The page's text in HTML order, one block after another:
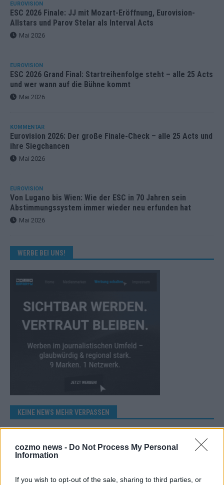
cozmo news - Do Not Process My Personal
Information
If you wish to opt-out of the sale, sharing to third parties, or
EUROVISION
ESC 2026 Finale: JJ mit Mozart-Eröffnung, Eurovision-
Allstars und Parov Stelar als Interval Acts
Mai 2026
EUROVISION
ESC 2026 Grand Final: Startreihenfolge steht – alle 25 Acts
und wer wann auf die Bühne kommt
Mai 2026
KOMMENTAR
Eurovision 2026: Der große Finale-Check – alle 25 Acts und
ihre Siegchancen
Mai 2026
EUROVISION
Von Lugano bis Wien: Wie der ESC in 70 Jahren sein
Abstimmungssystem immer wieder neu erfunden hat
Mai 2026
WERBE BEI UNS!
KEINE NEWS MEHR VERPASSEN